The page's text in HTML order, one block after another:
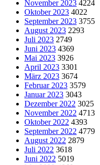
November 2023 4224
Oktober 2023 4022
September 2023 3755
August 2023 2293
Juli 2023 2749
Juni 2023 4369
Mai 2023 3926
April 2023 3301
März 2023 3674
Februar 2023 3579
Januar 2023 3043
Dezember 2022 3025
November 2022 4713
Oktober 2022 4393
September 2022 4779
August 2022 2879
Juli 2022 3618
Juni 2022 5019